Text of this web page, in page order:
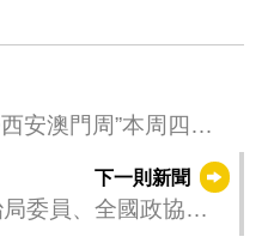
安澳門周”本周四開
下一則新聞
委員、全國政協副